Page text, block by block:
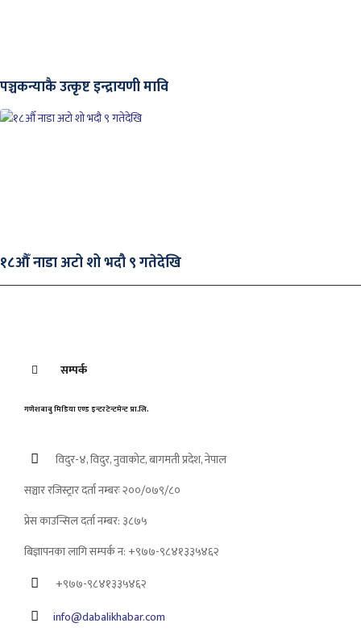
पञ्चकन्याकै उत्कृष्ट इन्द्रायणी मावि
१८औँ नाडा अटो शो भदौ ९ गतेदेखि
सम्पर्क
गणेशबाबु मिडिया एण्ड इन्टरटेन्टमेन्ट प्रा.लि.
विदुर-४, विदुर, नुवाकोट, बागमती प्रदेश, नेपाल
सञ्चार रजिस्ट्रार दर्ता नम्बरः २००/०७९/८०
प्रेस काउन्सिल दर्ता नम्बर: ३८७५
बिज्ञापनका लागि सम्पर्क न: +९७७-९८४१३३५४६२
+९७७-९८४१३३५४६२
info@dabalikhabar.com